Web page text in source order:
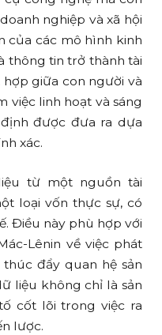
nghiệp và xã hội
của các mô hình kinh
thông tin trở thành tài
giữa con người và
việc linh hoạt và sáng
được đưa ra dựa
xác.
từ một nguồn tài
loại vốn thực sự, có
Điều này phù hợp với
Lênin về việc phát
đẩy quan hệ sản
liệu không chỉ là sản
cốt lõi trong việc ra
lược.